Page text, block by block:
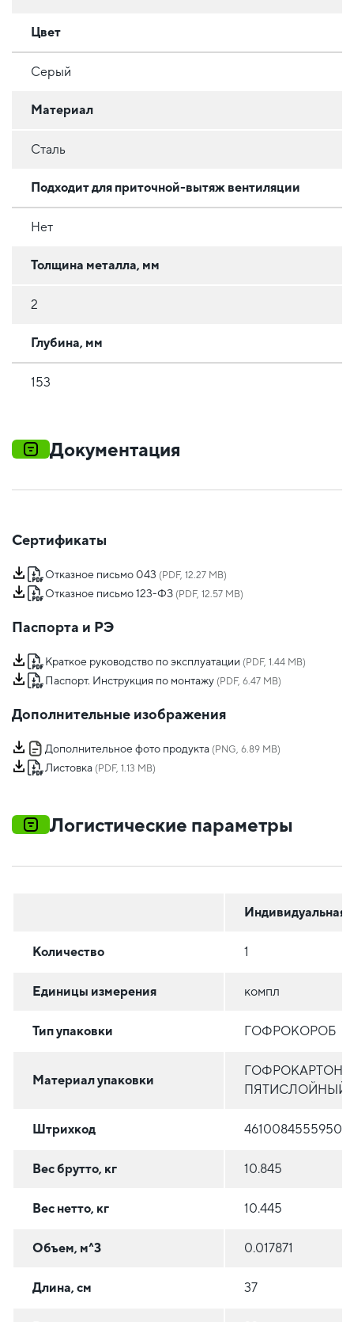
Цвет
Серый
Материал
Сталь
Подходит для приточной-вытяж вентиляции
Нет
Толщина металла, мм
2
Глубина, мм
153
Документация
Сертификаты
Отказное письмо 043 (PDF, 12.27 MB)
Отказное письмо 123-ФЗ (PDF, 12.57 MB)
Паспорта и РЭ
Краткое руководство по эксплуатации (PDF, 1.44 MB)
Паспорт. Инструкция по монтажу (PDF, 6.47 MB)
Дополнительные изображения
Дополнительное фото продукта (PNG, 6.89 MB)
Листовка (PDF, 1.13 MB)
Логистические параметры
Индивидуальная
Количество 1
Единицы измерения компл
Тип упаковки ГОФРОКОРОБ
Материал упаковки
ГОФРОКАРТОН
ПЯТИСЛОЙНЫЙ
Штрихкод 4610084555950
Вес брутто, кг 10.845
Вес нетто, кг 10.445
Объем, м^3 0.017871
Длина, см 37